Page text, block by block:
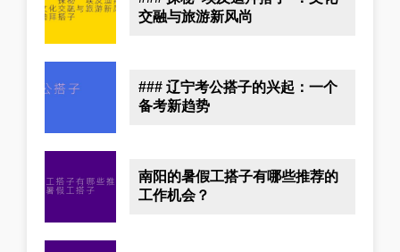
交融与旅游新风尚
### 辽宁考公搭子的兴起：一个
备考新趋势
南阳的暑假工搭子有哪些推荐的
工作机会？